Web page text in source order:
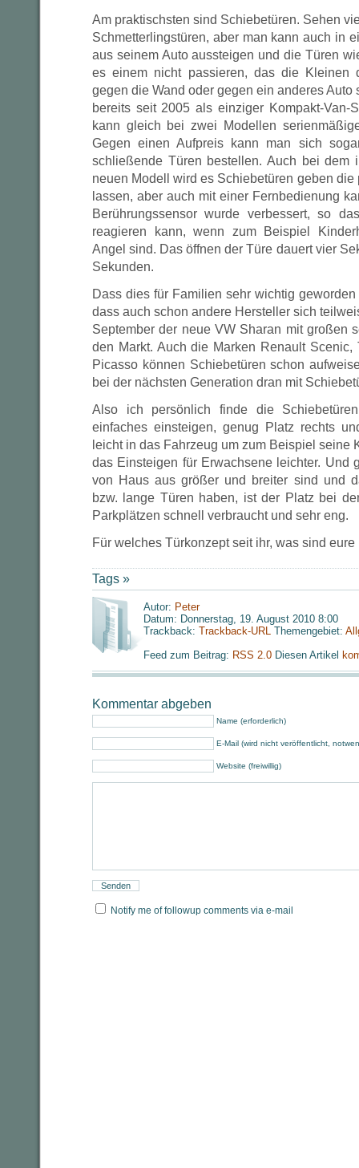
Am praktischsten sind Schiebetüren. Sehen
Schmetterlingstüren, aber man kann auch in
aus seinem Auto aussteigen und die Türen
es einem nicht passieren, das die Kleinen
gegen die Wand oder gegen ein anderes Auto
bereits seit 2005 als einziger Kompakt-Van-
kann gleich bei zwei Modellen
Gegen einen Aufpreis kann man sich
schließende Türen bestellen. Auch bei dem
neuen Modell wird es Schiebetüren geben die
lassen, aber auch mit einer Fernbedienung
Berührungssensor wurde verbessert, so
reagieren kann, wenn zum Beispiel
Angel sind. Das öffnen der Türe dauert vier
Sekunden.
Dass dies für Familien sehr wichtig
dass auch schon andere Hersteller sich
September der neue VW Sharan mit großen
den Markt. Auch die Marken Renault Scenic,
Picasso können Schiebetüren schon
bei der nächsten Generation dran mit
Also ich persönlich finde die
einfaches einsteigen, genug Platz rechts
leicht in das Fahrzeug um zum Beispiel seine
das Einsteigen für Erwachsene leichter. Und
von Haus aus größer und breiter sind und
bzw. lange Türen haben, ist der Platz bei
Parkplätzen schnell verbraucht und sehr eng.
Für welches Türkonzept seit ihr, was sind
Tags »
Autor: Peter
Datum: Donnerstag, 19. August 2010 8:00
Trackback: Trackback-URL Themengebiet:
Feed zum Beitrag: RSS 2.0 Diesen Artikel
Kommentar abgeben
Name (erforderlich)
E-Mail (wird nicht veröffentlicht,
Website (freiwillig)
Notify me of followup comments via e-mail